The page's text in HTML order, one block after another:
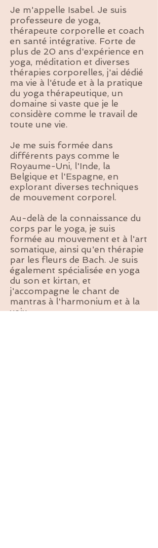
Je m'appelle Isabel. Je suis
professeure de yoga,
thérapeute corporelle et coach
en santé intégrative. Forte de
plus de 20 ans d'expérience en
yoga, méditation et diverses
thérapies corporelles, j'ai dédié
ma vie à l'étude et à la pratique
du yoga thérapeutique, un
domaine si vaste que je le
considère comme le travail de
toute une vie.
Je me suis formée dans
différents pays comme le
Royaume-Uni, l'Inde, la
Belgique et l'Espagne, en
explorant diverses techniques
de mouvement corporel.
Au-delà de la connaissance du
corps par le yoga, je suis
formée au mouvement et à l'art
somatique, ainsi qu'en thérapie
par les fleurs de Bach. Je suis
également spécialisée en yoga
du son et kirtan, et
j'accompagne le chant de
mantras à l'harmonium et à la
voix.